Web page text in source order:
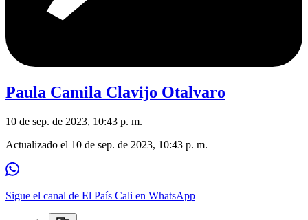
Paula Camila Clavijo Otalvaro
10 de sep. de 2023, 10:43 p. m.
Actualizado el 10 de sep. de 2023, 10:43 p. m.
Sigue el canal de El País Cali en WhatsApp